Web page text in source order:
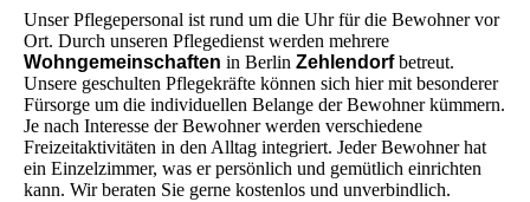
Unser Pflegepersonal ist rund um die Uhr für die Bewohner vor
Ort. Durch unseren Pflegedienst werden mehrere
Wohngemeinschaften in Berlin Zehlendorfbetreut.
Unsere geschulten Pflegekräfte können sich hier mit besonderer
Fürsorge um die individuellen Belange der Bewohner kümmern.
Je nach Interesse der Bewohner werden verschiedene
Freizeitaktivitäten in den Alltag integriert. Jeder Bewohner hat
ein Einzelzimmer, was er persönlich und gemütlich einrichten
kann. Wir beraten Sie gerne kostenlos und unverbindlich.